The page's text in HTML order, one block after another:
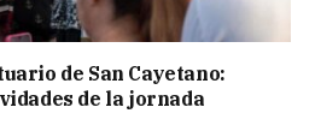
de San Cayetano:
de la jornada